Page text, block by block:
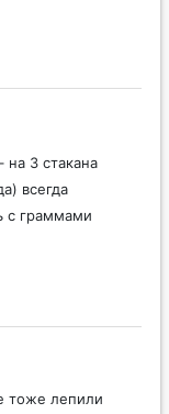
на 3 стакана
всегда
с граммами
тоже лепили